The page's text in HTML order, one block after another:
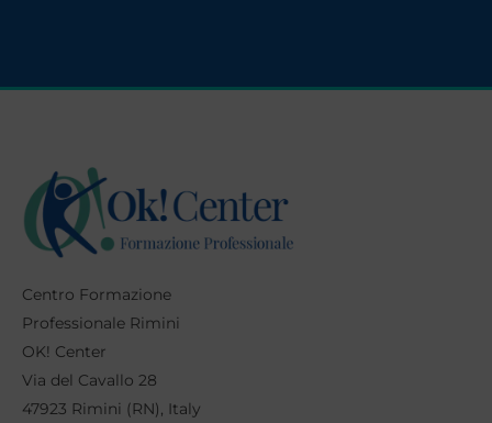
Centro Formazione
Professionale Rimini
OK! Center
Via del Cavallo 28
47923 Rimini (RN), Italy